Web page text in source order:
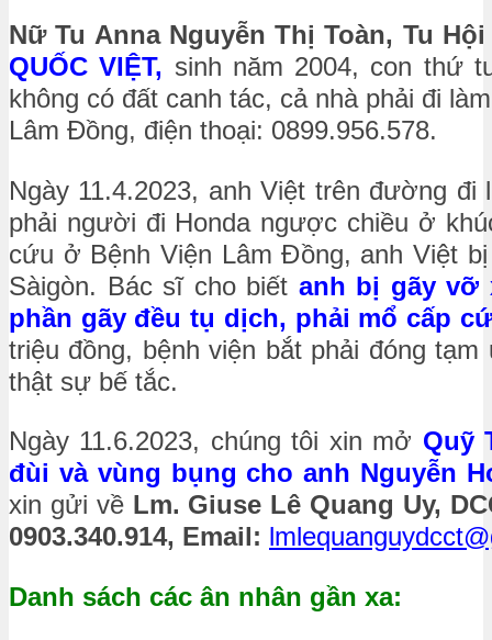
Nữ Tu Anna Nguyễn Thị Toàn, Tu Hội
QUỐC VIỆT, sinh năm 2004, con thứ
không có đất canh tác, cả nhà phải đi
Lâm Đồng, điện thoại: 0899.956.578.
Ngày 11.4.2023, anh Việt trên đường
phải người đi Honda ngược chiều ở
cứu ở Bệnh Viện Lâm Đồng, anh Việt
Sàigòn. Bác sĩ cho biết anh bị gãy vỡ
phần gãy đều tụ dịch, phải mổ cấp
triệu đồng, bệnh viện bắt phải đóng
thật sự bế tắc.
Ngày 11.6.2023, chúng tôi xin mở Quỹ
đùi và vùng bụng cho anh Nguyễn
xin gửi về Lm. Giuse Lê Quang Uy,
0903.340.914, Email:
Danh sách các ân nhân gần xa: